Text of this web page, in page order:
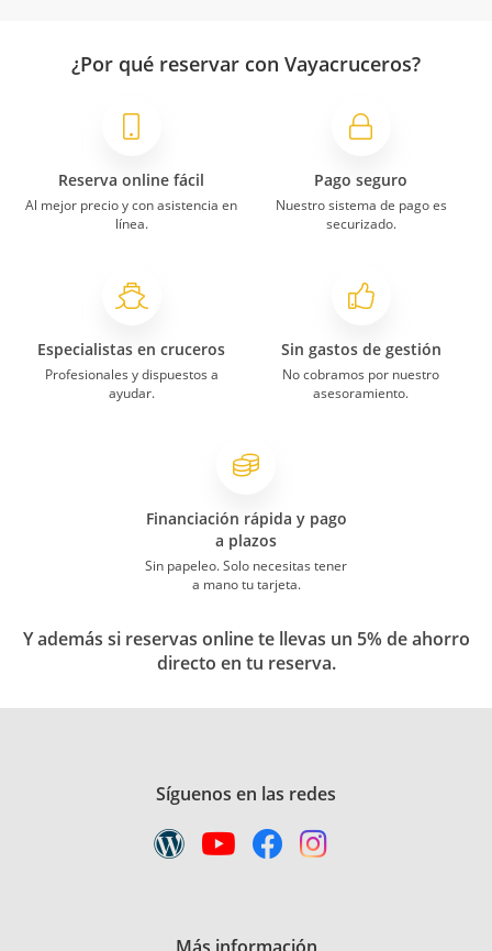
¿Por qué reservar con Vayacruceros?
Reserva online fácil
Al mejor precio y con asistencia en
línea.
Pago seguro
Nuestro sistema de pago es
securizado.
Especialistas en cruceros
Profesionales y dispuestos a
ayudar.
Sin gastos de gestión
No cobramos por nuestro
asesoramiento.
Financiación rápida y pago
a plazos
Sin papeleo. Solo necesitas tener
a mano tu tarjeta.
Y además si reservas online te llevas un 5% de ahorro
directo en tu reserva.
Síguenos en las redes